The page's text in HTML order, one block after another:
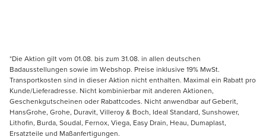
*Die Aktion gilt vom 01.08. bis zum 31.08. in allen deutschen
Badausstellungen sowie im Webshop. Preise inklusive 19% MwSt.
Transportkosten sind in dieser Aktion nicht enthalten. Maximal ein Rabatt pro
Kunde/Lieferadresse. Nicht kombinierbar mit anderen Aktionen,
Geschenkgutscheinen oder Rabattcodes. Nicht anwendbar auf Geberit,
HansGrohe, Grohe, Duravit, Villeroy & Boch, Ideal Standard, Sunshower,
Lithofin, Burda, Soudal, Fernox, Viega, Easy Drain, Heau, Dumaplast,
Ersatzteile und Maßanfertigungen.